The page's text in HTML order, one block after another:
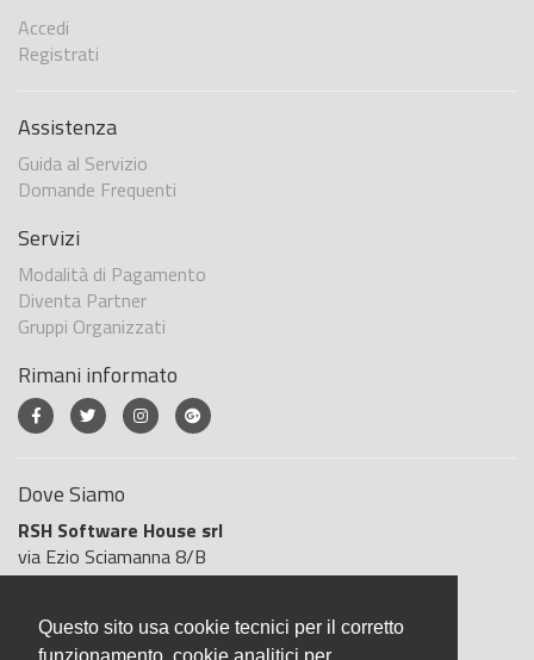
Questo sito usa cookie tecnici per il corretto
Accedi
Registrati
Assistenza
Guida al Servizio
Domande Frequenti
Servizi
Modalità di Pagamento
Diventa Partner
Gruppi Organizzati
Rimani informato
Dove Siamo
RSH Software House srl
via Ezio Sciamanna 8/B
00168 Roma
Italia